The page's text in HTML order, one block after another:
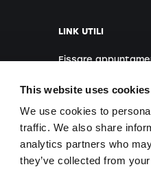
This website uses cookies
We use cookies to
traffic. We also share
analytics partners who
they’ve collected from
LINK UTILI
Fissare
Webinar gratuiti
Corsi in sede
Domande e